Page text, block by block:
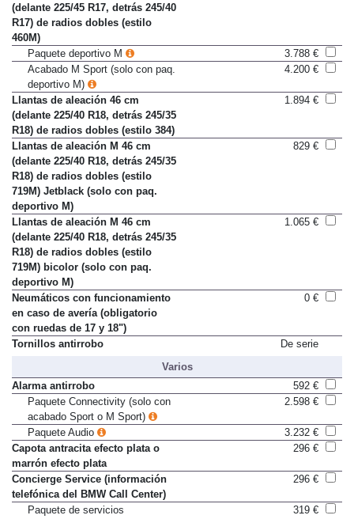
(delante 225/45 R17, detrás 245/40
R17) de radios dobles (estilo
460M)
Paquete deportivo M
3.788 €
Acabado M Sport (solo con paq.
deportivo M)
4.200 €
Llantas de aleación 46 cm
(delante 225/40 R18, detrás 245/35
R18) de radios dobles (estilo 384)
1.894 €
Llantas de aleación M 46 cm
(delante 225/40 R18, detrás 245/35
R18) de radios dobles (estilo
719M) Jetblack (solo con paq.
deportivo M)
829 €
Llantas de aleación M 46 cm
(delante 225/40 R18, detrás 245/35
R18) de radios dobles (estilo
719M) bicolor (solo con paq.
deportivo M)
1.065 €
Neumáticos con funcionamiento
en caso de avería (obligatorio
con ruedas de 17 y 18")
0 €
Tornillos antirrobo
De serie
Varios
Alarma antirrobo
592 €
Paquete Connectivity (solo con
acabado Sport o M Sport)
2.598 €
Paquete Audio
3.232 €
Capota antracita efecto plata o
marrón efecto plata
296 €
Concierge Service (información
telefónica del BMW Call Center)
296 €
Paquete de servicios
319 €